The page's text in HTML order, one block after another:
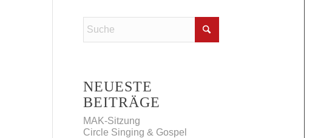
NEUESTE
BEITRÄGE
MAK-Sitzung
Circle Singing & Gospel